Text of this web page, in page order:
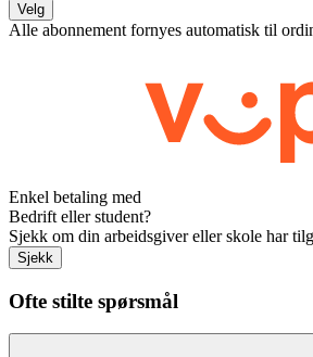
Velg
Alle abonnement fornyes automatisk til
Enkel betaling med
Bedrift eller student?
Sjekk om din arbeidsgiver eller skole har
Sjekk
Ofte stilte spørsmål